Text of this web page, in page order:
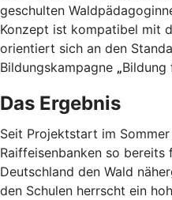
geschulten
Konzept ist kompatibel mit
orientiert sich an den
Bildungskampagne „Bildung
Das Ergebnis
Seit Projektstart im
Raiffeisenbanken so bereits
Deutschland den Wald
den Schulen herrscht ein